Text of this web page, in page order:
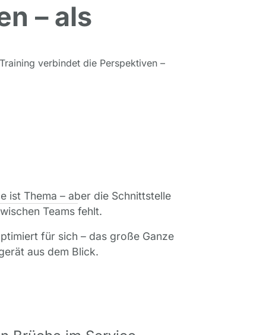
– als
verbindet die Perspektiven –
ist Thema – aber die Schnittstelle
Teams fehlt.
für sich – das große Ganze
aus dem Blick.